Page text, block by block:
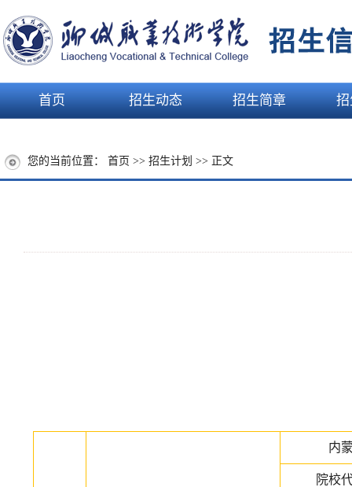
首页 招生动态 招生简章
您的当前位置： 首页 >> 招生计划 >> 正文
内
院校